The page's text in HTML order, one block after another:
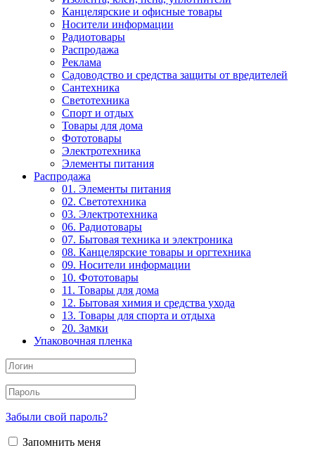
Канцелярские и офисные товары
Носители информации
Радиотовары
Распродажа
Реклама
Садоводство и средства защиты от вредителей
Сантехника
Светотехника
Спорт и отдых
Товары для дома
Фототовары
Электротехника
Элементы питания
Распродажа
01. Элементы питания
02. Светотехника
03. Электротехника
06. Радиотовары
07. Бытовая техника и электроника
08. Канцелярские товары и оргтехника
09. Носители информации
10. Фототовары
11. Товары для дома
12. Бытовая химия и средства ухода
13. Товары для спорта и отдыха
20. Замки
Упаковочная пленка
Забыли свой пароль?
Запомнить меня